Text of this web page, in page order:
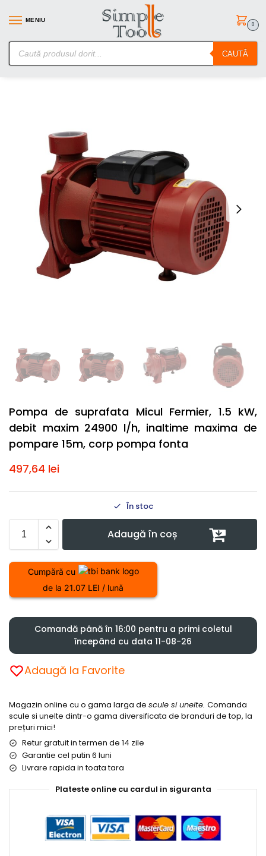
MENIU
CAUTĂ
0
SimpleTools.ro – Gasesti orice – Comanzi simplu
Prima pagină
Irigatii Pompe apa Pompa de suprafata Micul Fermier, 1.5 kW, debit maxim 24900 l/h, inaltime maxima de pompare 15m, corp pompa fonta
Pompa de suprafata Micul Fermier, 1.5 kW,
debit maxim 24900 l/h, inaltime maxima de
pompare 15m, corp pompa fonta
497,64 lei
În stoc
Adaugă în coș
Cumpără cu
de la 21.07 LEI / lună
Comandă până în 16:00 pentru a primi coletul
începând cu data 11-08-26
Adaugă la Favorite
Magazin online cu o gama larga de scule si unelte. Comanda
scule si unelte dintr-o gama diversificata de branduri de top, la
prețuri mici!
Retur gratuit in termen de 14 zile
Garantie cel putin 6 luni
Livrare rapida in toata tara
Plateste online cu cardul in siguranta